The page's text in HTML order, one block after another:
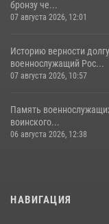
бронзу че...
07 августа 2026, 12:01
Историю верности
военнослужащий Рос...
07 августа 2026, 10:57
Память
воинского...
06 августа 2026, 12:38
НАВИГАЦИЯ